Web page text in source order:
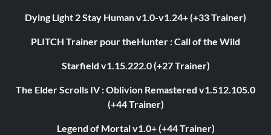
Dying Light 2 Stay Human v1.0-v1.24+ (+33 Trainer)
PLITCH Trainer pour theHunter : Call of the Wild
Starfield v1.15.222.0 (+27 Trainer)
The Elder Scrolls IV : Oblivion Remastered v1.512.105.0
(+44 Trainer)
Legend of Mortal v1.0+ (+44 Trainer)